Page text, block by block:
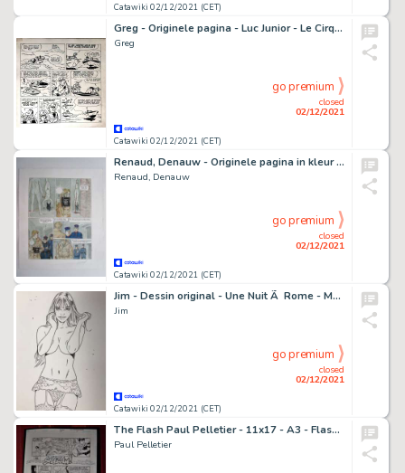
Catawiki 02/12/2021 (CET)
Greg - Originele pagina - Luc Junior - Le Cirque - (1959/1961)
Greg
Catawiki 02/12/2021 (CET)
closed
02/12/2021
go premium
Renaud, Denauw - Originele pagina in kleur - Inkt en bloed - (2016)
Renaud, Denauw
Catawiki 02/12/2021 (CET)
closed
02/12/2021
go premium
Jim - Dessin original - Une Nuit Ã Rome - Marie
Jim
Catawiki 02/12/2021 (CET)
closed
02/12/2021
go premium
The Flash Paul Pelletier - 11x17 - A3 - Flash #162 - Page volante - Exemplaire unique - (2000)
Paul Pelletier